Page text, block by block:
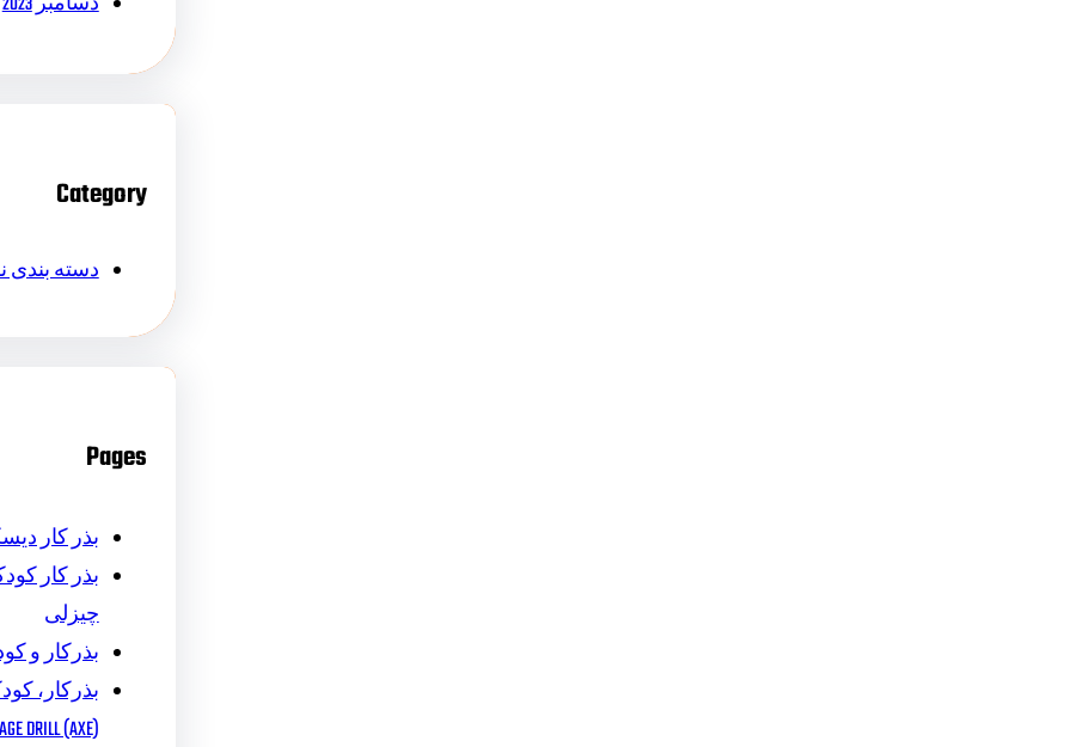
Category
دسته بندی
Pages
بذر کار
بذر کار
چیزلی
بذرکار و
بذرکار،
DRILL (AXE)